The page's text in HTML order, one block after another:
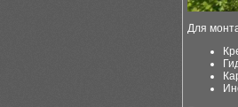
Для